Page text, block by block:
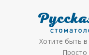
Хотите быть в
Просто